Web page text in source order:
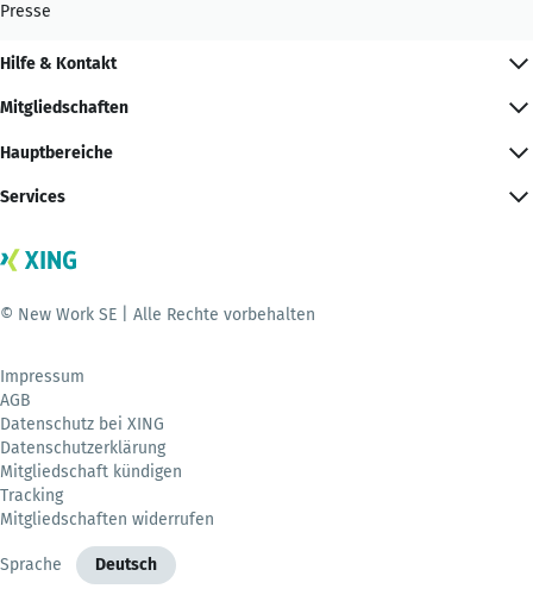
Presse
Hilfe & Kontakt
Mitgliedschaften
Hauptbereiche
Services
© New Work SE | Alle Rechte vorbehalten
Impressum
AGB
Datenschutz bei XING
Datenschutzerklärung
Mitgliedschaft kündigen
Tracking
Mitgliedschaften widerrufen
Sprache Deutsch